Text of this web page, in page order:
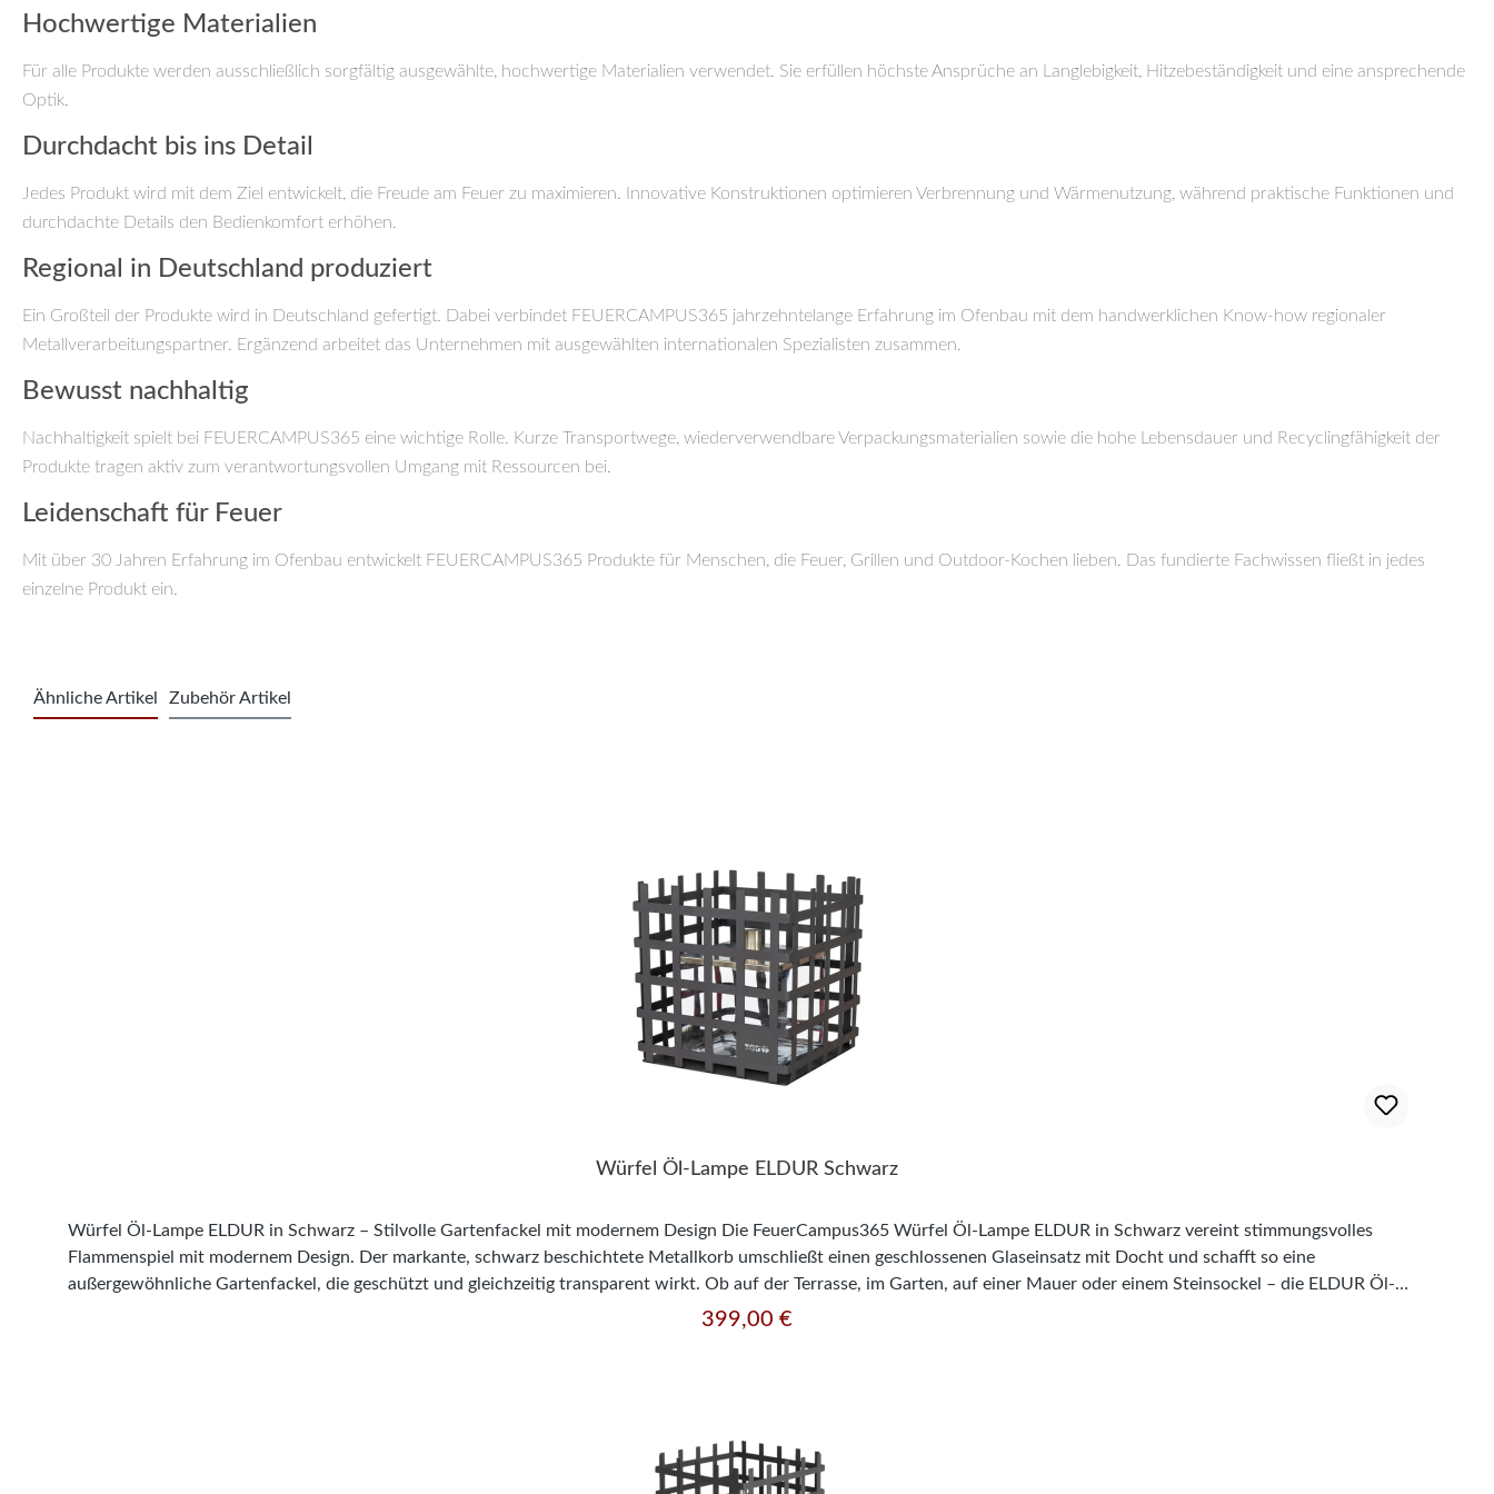
Hochwertige Materialien
Für alle Produkte werden ausschließlich sorgfältig ausgewählte, hochwertige Materialien verwendet. Sie erfüllen höchste Ansprüche an Langlebigkeit, Hitzebeständigkeit und eine ansprechende
Optik.
Durchdacht bis ins Detail
Jedes Produkt wird mit dem Ziel entwickelt, die Freude am Feuer zu maximieren. Innovative Konstruktionen optimieren Verbrennung und Wärmenutzung, während praktische Funktionen und
durchdachte Details den Bedienkomfort erhöhen.
Regional in Deutschland produziert
Ein Großteil der Produkte wird in Deutschland gefertigt. Dabei verbindet FEUERCAMPUS365 jahrzehntelange Erfahrung im Ofenbau mit dem handwerklichen Know-how regionaler
Metallverarbeitungspartner. Ergänzend arbeitet das Unternehmen mit ausgewählten internationalen Spezialisten zusammen.
Bewusst nachhaltig
Nachhaltigkeit spielt bei FEUERCAMPUS365 eine wichtige Rolle. Kurze Transportwege, wiederverwendbare Verpackungsmaterialien sowie die hohe Lebensdauer und Recyclingfähigkeit der
Produkte tragen aktiv zum verantwortungsvollen Umgang mit Ressourcen bei.
Leidenschaft für Feuer
Mit über 30 Jahren Erfahrung im Ofenbau entwickelt FEUERCAMPUS365 Produkte für Menschen, die Feuer, Grillen und Outdoor-Kochen lieben. Das fundierte Fachwissen fließt in jedes
einzelne Produkt ein.
Ähnliche Artikel Zubehör Artikel
Würfel Öl-Lampe ELDUR Schwarz
Würfel Öl-Lampe ELDUR in Schwarz – Stilvolle Gartenfackel mit modernem Design Die FeuerCampus365 Würfel Öl-Lampe ELDUR in Schwarz vereint stimmungsvolles
Flammenspiel mit modernem Design. Der markante, schwarz beschichtete Metallkorb umschließt einen geschlossenen Glaseinsatz mit Docht und schafft so eine
außergewöhnliche Gartenfackel, die geschützt und gleichzeitig transparent wirkt. Ob auf der Terrasse, im Garten, auf einer Mauer oder einem Steinsockel – die ELDUR Öl-
Lampe setzt eindrucksvolle Lichtakzente und sorgt für eine gemütliche Atmosphäre. Stimmungsvolles Flammenspiel für besondere Momente Das natürliche Flackern der
gefertigt und mit einer widerstandsfähigen schwarzen Beschichtung versehen. Die elegante Oberfläche verleiht der Öl-Lampe eine moderne, zeitlose Optik und harmoniert
perfekt mit modernen Gärten, Terrassen und Eingangsbereichen. Gleichzeitig sorgt die Beschichtung für eine langlebige und pflegeleichte Oberfläche. Stahl, schwarz
Regulärer Preis:
399,00 €